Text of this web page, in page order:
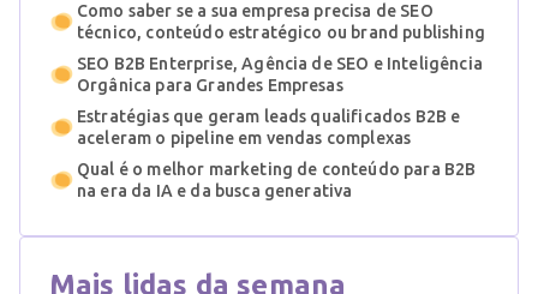
Como saber se a sua empresa precisa de SEO
técnico, conteúdo estratégico ou brand publishing
SEO B2B Enterprise, Agência de SEO e Inteligência
Orgânica para Grandes Empresas
Estratégias que geram leads qualificados B2B e
aceleram o pipeline em vendas complexas
Qual é o melhor marketing de conteúdo para B2B
na era da IA e da busca generativa
Mais lidas da semana